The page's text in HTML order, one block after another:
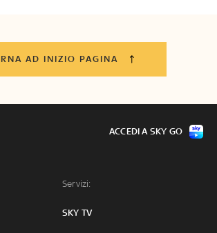
AD INIZIO PAGINA
Servizi:
SKY TV
ACCEDI A SKY GO